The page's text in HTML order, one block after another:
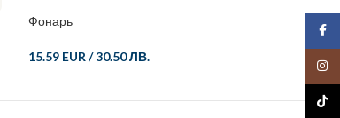
Фонарь
15.59 EUR/30.50 ЛВ. 16.61